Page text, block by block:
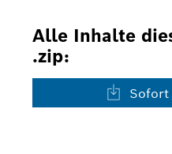
Alle Inhalte
.zip:
Sofort